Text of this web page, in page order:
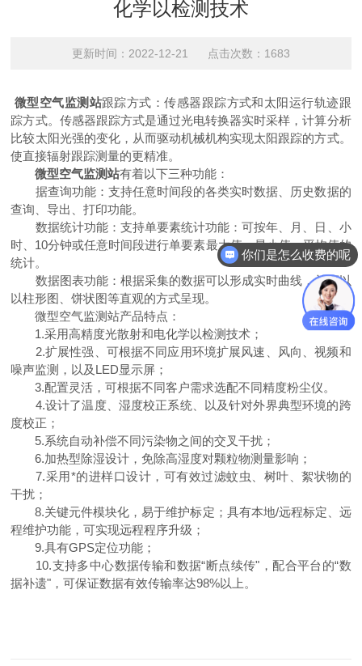
化学以检测技术
更新时间：2022-12-21 点击次数：1683
微型空气监测站跟踪方式：传感器跟踪方式和太阳运行轨迹跟
踪方式。传感器跟踪方式是通过光电转换器实时采样，计算分析
比较太阳光强的变化，从而驱动机械机构实现太阳跟踪的方式。
使直接辐射跟踪测量的更精准。
微型空气监测站有着以下三种功能：
据查询功能：支持任意时间段的各类实时数据、历史数据的
查询、导出、打印功能。
数据统计功能：支持单要素统计功能：可按年、月、日、小
时、10分钟或任意时间段进行单要素最大值、最小值、平均值的
统计。
数据图表功能：根据采集的数据可以形成实时曲线，并可以
以柱形图、饼状图等直观的方式呈现。
微型空气监测站产品特点：
1.采用高精度光散射和电化学以检测技术；
2.扩展性强、可根据不同应用环境扩展风速、风向、视频和
噪声监测，以及LED显示屏；
3.配置灵活，可根据不同客户需求选配不同精度粉尘仪。
4.设计了温度、湿度校正系统、以及针对外界典型环境的跨
度校正；
5.系统自动补偿不同污染物之间的交叉干扰；
6.加热型除湿设计，免除高湿度对颗粒物测量影响；
7.采用*的进样口设计，可有效过滤蚊虫、树叶、絮状物的
干扰；
8.关键元件模块化，易于维护标定；具有本地/远程标定、远
程维护功能，可实现远程程序升级；
9.具有GPS定位功能；
10.支持多中心数据传输和数据“断点续传"，配合平台的“数
据补遗"，可保证数据有效传输率达98%以上。
你们是怎么收费的呢